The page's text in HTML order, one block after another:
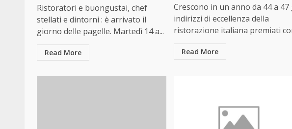
Ristoratori e buongustai, chef
stellati e dintorni : è arrivato il
giorno delle pagelle. Martedì 14 a...
Read More
Crescono in un anno da 44 a 47
indirizzi di eccellenza della
ristorazione italiana premiati
Read More